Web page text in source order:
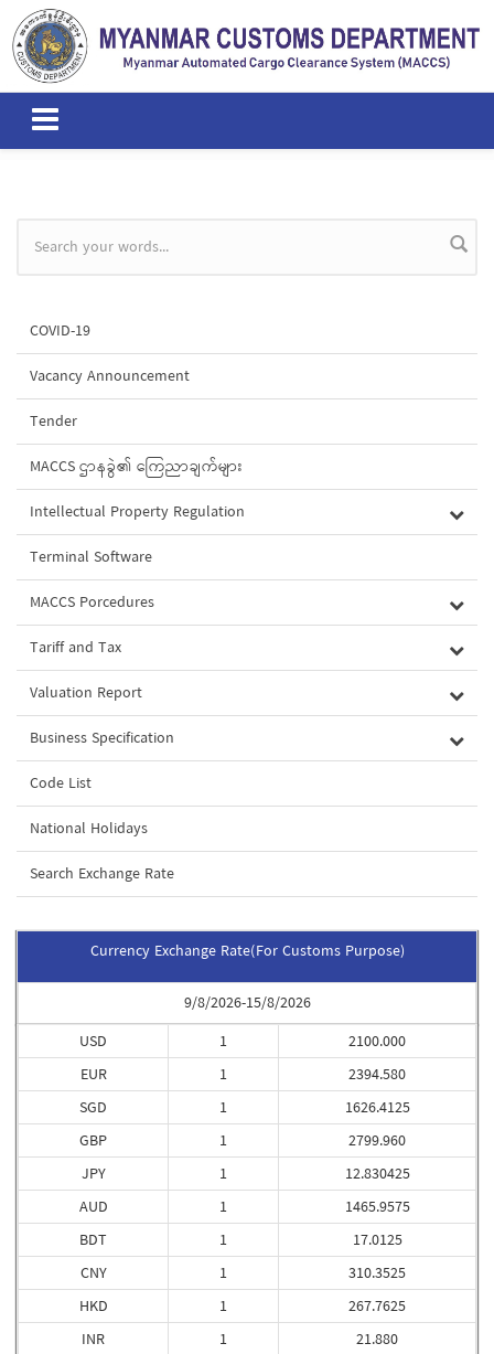
Skip to main content
Search form
COVID-19
Vacancy Announcement
Tender
MACCS ဌာနခွဲ၏ ကြေညာချက်များ
Intellectual Property Regulation
Terminal Software
MACCS Porcedures
Tariff and Tax
Valuation Report
Business Specification
Code List
National Holidays
Search Exchange Rate
Currency Exchange Rate(For Customs Purpose)
9/8/2026-15/8/2026
USD
EUR
SGD
GBP
JPY
AUD
BDT
CNY
HKD
INR
1
1
1
1
1
1
1
1
1
1
2100.000
2394.580
1626.4125
2799.960
12.830425
1465.9575
17.0125
310.3525
267.7625
21.880